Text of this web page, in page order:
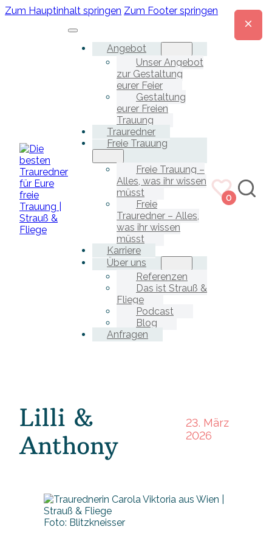
Zum Hauptinhalt springen Zum Footer springen
Angebot
Unser Angebot
zur Gestaltung
eurer Feier
Gestaltung
eurer Freien
Trauung
Trauredner
Freie Trauung
Freie Trauung –
Alles, was ihr wissen
müsst
Freie
Trauredner – Alles,
was ihr wissen
müsst
Karriere
Über uns
Referenzen
Das ist Strauß &
Fliege
Podcast
Blog
Anfragen
0
Lilli &
Anthony
23. März
2026
Foto: Blitzkneisser